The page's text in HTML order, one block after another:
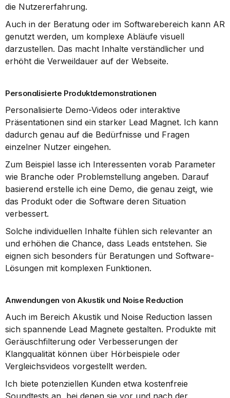
die Nutzererfahrung.
Auch in der Beratung oder im Softwarebereich kann AR
genutzt werden, um komplexe Abläufe visuell
darzustellen. Das macht Inhalte verständlicher und
erhöht die Verweildauer auf der Webseite.
Personalisierte Produktdemonstrationen
Personalisierte Demo-Videos oder interaktive
Präsentationen sind ein starker Lead Magnet. Ich kann
dadurch genau auf die Bedürfnisse und Fragen
einzelner Nutzer eingehen.
Zum Beispiel lasse ich Interessenten vorab Parameter
wie Branche oder Problemstellung angeben. Darauf
basierend erstelle ich eine Demo, die genau zeigt, wie
das Produkt oder die Software deren Situation
verbessert.
Solche individuellen Inhalte fühlen sich relevanter an
und erhöhen die Chance, dass Leads entstehen. Sie
eignen sich besonders für Beratungen und Software-
Lösungen mit komplexen Funktionen.
Anwendungen von Akustik und Noise Reduction
Auch im Bereich Akustik und Noise Reduction lassen
sich spannende Lead Magnete gestalten. Produkte mit
Geräuschfilterung oder Verbesserungen der
Klangqualität können über Hörbeispiele oder
Vergleichsvideos vorgestellt werden.
Ich biete potenziellen Kunden etwa kostenfreie
Soundtests an, bei denen sie vor und nach der